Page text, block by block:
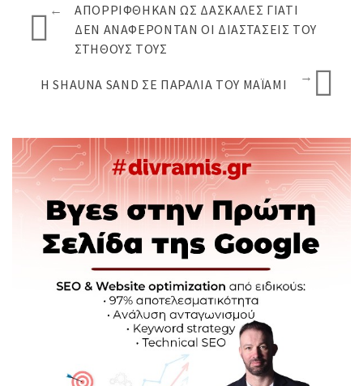
←
ΑΠΟΡΡΊΦΘΗΚΑΝ ΩΣ ΔΑΣΚΆΛΕΣ ΓΙΑΤΊ
ΔΕΝ ΑΝΑΦΈΡΟΝΤΑΝ ΟΙ ΔΙΑΣΤΆΣΕΙΣ ΤΟΥ
ΣΤΉΘΟΥΣ ΤΟΥΣ
Η SHAUNA SAND ΣΕ ΠΑΡΑΛΊΑ ΤΟΥ ΜΑΪ́ΆΜΙ →